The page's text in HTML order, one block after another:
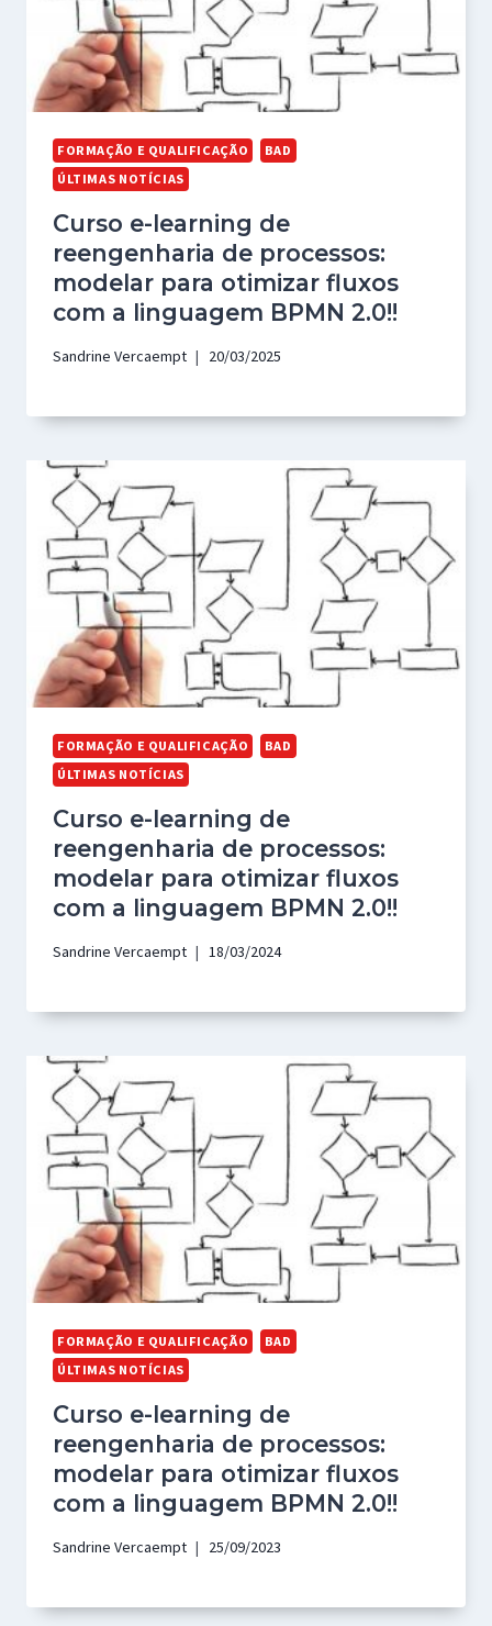
FORMAÇÃO E QUALIFICAÇÃO
BAD
ÚLTIMAS NOTÍCIAS
Curso e-learning de
reengenharia de processos:
modelar para otimizar fluxos
com a linguagem BPMN 2.0!!
Sandrine Vercaempt 20/03/2025
FORMAÇÃO E QUALIFICAÇÃO
BAD
ÚLTIMAS NOTÍCIAS
Curso e-learning de
reengenharia de processos:
modelar para otimizar fluxos
com a linguagem BPMN 2.0!!
Sandrine Vercaempt 18/03/2024
FORMAÇÃO E QUALIFICAÇÃO
BAD
ÚLTIMAS NOTÍCIAS
Curso e-learning de
reengenharia de processos:
modelar para otimizar fluxos
com a linguagem BPMN 2.0!!
Sandrine Vercaempt 25/09/2023